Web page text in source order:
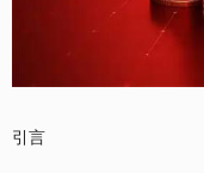
引言